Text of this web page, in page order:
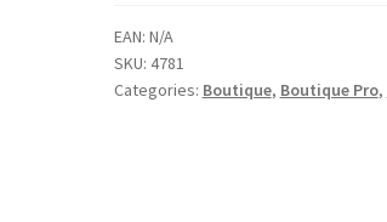
EAN: N/A
SKU: 4781
Categories: Boutique, Boutique Pro,